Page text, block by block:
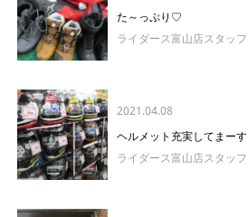
た～っぷり♡
ライダース富山店スタッフ
2021.04.08
ヘルメット充実してまーす
ライダース富山店スタッフ